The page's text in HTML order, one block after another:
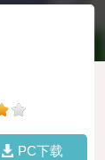
PC下载